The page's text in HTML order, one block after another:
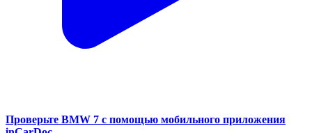
Проверьте BMW 7 с помощью мобильного приложения